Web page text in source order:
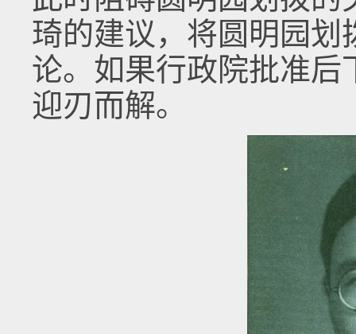
琦的建议，将圆明园划
论。如果行政院批准后
迎刃而解。